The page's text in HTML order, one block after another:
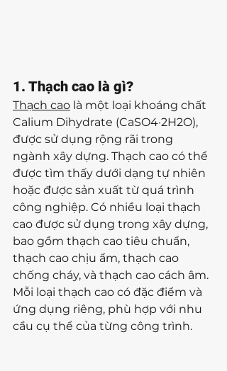
1. Thạch cao là gì?
Thạch cao là một loại khoáng chất
Calium Dihydrate (CaSO4·2H2O),
được sử dụng rộng rãi trong
ngành xây dựng. Thạch cao có thể
được tìm thấy dưới dạng tự nhiên
hoặc được sản xuất từ quá trình
công nghiệp. Có nhiều loại thạch
cao được sử dụng trong xây dựng,
bao gồm thạch cao tiêu chuẩn,
thạch cao chịu ẩm, thạch cao
chống cháy, và thạch cao cách âm.
Mỗi loại thạch cao có đặc điểm và
ứng dụng riêng, phù hợp với nhu
cầu cụ thể của từng công trình.